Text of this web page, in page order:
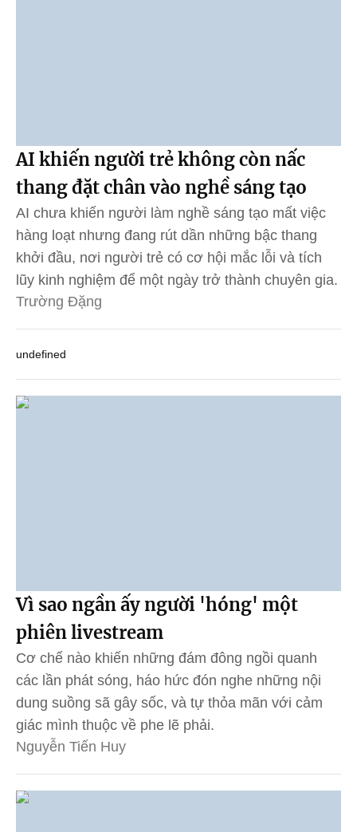
AI khiến người trẻ không còn nấc
thang đặt chân vào nghề sáng tạo
AI chưa khiến người làm nghề sáng tạo mất việc
hàng loạt nhưng đang rút dần những bậc thang
khởi đầu, nơi người trẻ có cơ hội mắc lỗi và tích
lũy kinh nghiệm để một ngày trở thành chuyên gia.
Trường Đặng
undefined
Vì sao ngần ấy người 'hóng' một
phiên livestream
Cơ chế nào khiến những đám đông ngồi quanh
các lần phát sóng, háo hức đón nghe những nội
dung suồng sã gây sốc, và tự thỏa mãn với cảm
giác mình thuộc về phe lẽ phải.
Nguyễn Tiến Huy